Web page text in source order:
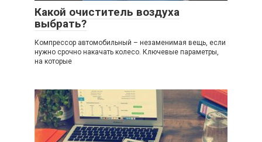
Какой очиститель воздуха
выбрать?
Компрессор автомобильный – незаменимая вещь, если
нужно срочно накачать колесо. Ключевые параметры,
на которые